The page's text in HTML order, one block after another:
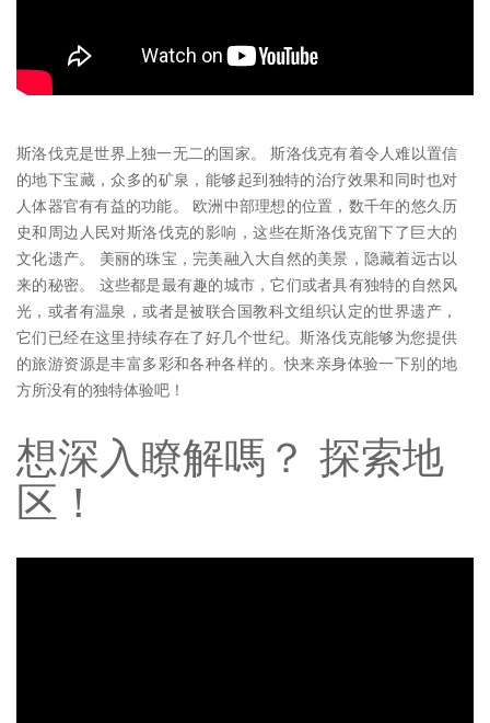
斯洛伐克是世界上独一无二的国家。 斯洛伐克有着令人难以置信
的地下宝藏，众多的矿泉，能够起到独特的治疗效果和同时也对
人体器官有有益的功能。 欧洲中部理想的位置，数千年的悠久历
史和周边人民对斯洛伐克的影响，这些在斯洛伐克留下了巨大的
文化遗产。 美丽的珠宝，完美融入大自然的美景，隐藏着远古以
来的秘密。 这些都是最有趣的城市，它们或者具有独特的自然风
光，或者有温泉，或者是被联合国教科文组织认定的世界遗产，
它们已经在这里持续存在了好几个世纪。斯洛伐克能够为您提供
的旅游资源是丰富多彩和各种各样的。快来亲身体验一下别的地
方所没有的独特体验吧！
想深入瞭解嗎？ 探索地
区！